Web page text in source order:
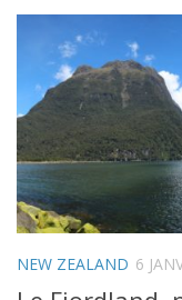
NEW ZEALAND 6